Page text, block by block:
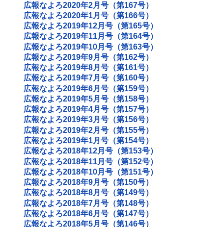
広報なよろ2020年2月号（第167号）
広報なよろ2020年1月号（第166号）
広報なよろ2019年12月号（第165号）
広報なよろ2019年11月号（第164号）
広報なよろ2019年10月号（第163号）
広報なよろ2019年9月号（第162号）
広報なよろ2019年8月号（第161号）
広報なよろ2019年7月号（第160号）
広報なよろ2019年6月号（第159号）
広報なよろ2019年5月号（第158号）
広報なよろ2019年4月号（第157号）
広報なよろ2019年3月号（第156号）
広報なよろ2019年2月号（第155号）
広報なよろ2019年1月号（第154号）
広報なよろ2018年12月号（第153号）
広報なよろ2018年11月号（第152号）
広報なよろ2018年10月号（第151号）
広報なよろ2018年9月号（第150号）
広報なよろ2018年8月号（第149号）
広報なよろ2018年7月号（第148号）
広報なよろ2018年6月号（第147号）
広報なよろ2018年5月号（第146号）